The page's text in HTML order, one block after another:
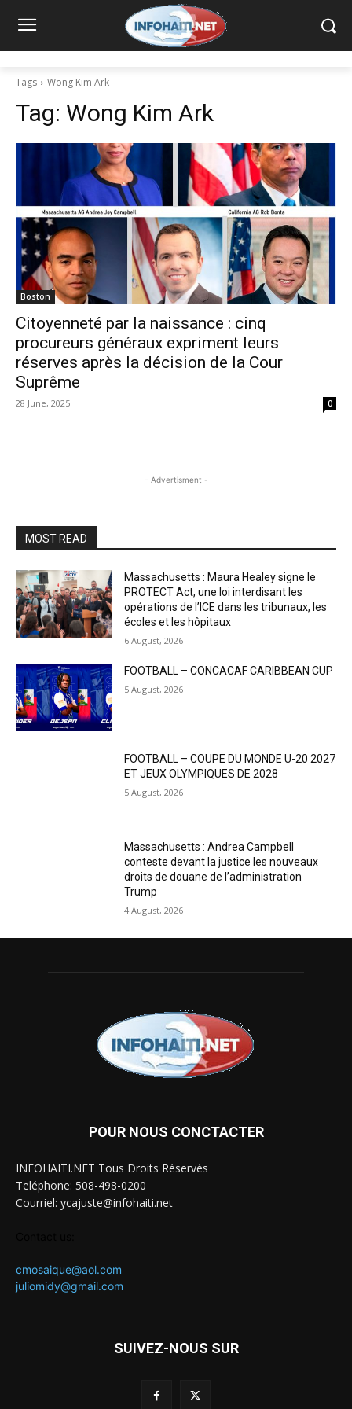
Tags Wong Kim Ark
Tag: Wong Kim Ark
Boston
Citoyenneté par la naissance : cinq
procureurs généraux expriment leurs
réserves après la décision de la Cour
Suprême
28 June, 2025 0
- Advertisment -
MOST READ
Massachusetts : Maura Healey signe le
PROTECT Act, une loi interdisant les
opérations de l’ICE dans les tribunaux, les
écoles et les hôpitaux
6 August, 2026
FOOTBALL – CONCACAF CARIBBEAN CUP
5 August, 2026
FOOTBALL – COUPE DU MONDE U-20 2027
ET JEUX OLYMPIQUES DE 2028
5 August, 2026
Massachusetts : Andrea Campbell
conteste devant la justice les nouveaux
droits de douane de l’administration
Trump
4 August, 2026
POUR NOUS CONCTACTER
INFOHAITI.NET Tous Droits Réservés
Teléphone: 508-498-0200
Courriel: ycajuste@infohaiti.net
cmosaique@aol.com
juliomidy@gmail.com
SUIVEZ-NOUS SUR